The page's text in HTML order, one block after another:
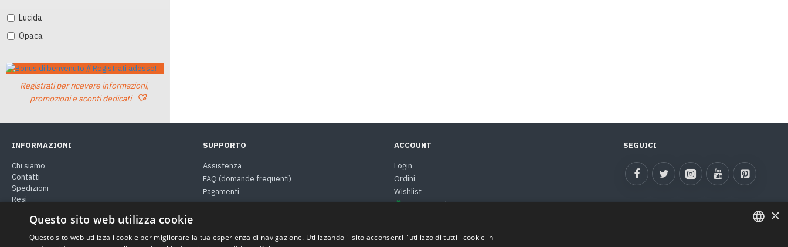
Lucida
Opaca
Registrati per ricevere informazioni,
promozioni e sconti dedicati
INFORMAZIONI
Chi siamo
Contatti
Spedizioni
Resi
SUPPORTO
Assistenza
FAQ (domande frequenti)
Pagamenti
ACCOUNT
Login
Ordini
Wishlist
Buono Regalo
SEGUICI
×
Questo sito web utilizza cookie
Questo sito web utilizza i cookie per migliorare la tua esperienza di navigazione. Utilizzando il sito acconsenti l'utilizzo di tutti i cookie in